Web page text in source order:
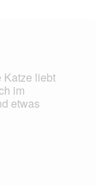
Katze liebt
im
etwas